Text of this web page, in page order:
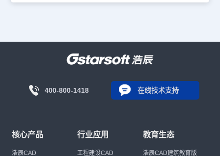
400-800-1418 在线技术支持
核心产品
浩辰CAD
行业应用
工程建设CAD
教育生态
浩辰CAD建筑教育版